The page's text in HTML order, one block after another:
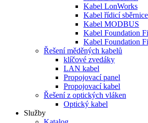
Kabel LonWorks
Kabel řídicí sběrnice
Kabel MODBUS
Kabel Foundation
Kabel Foundation
Řešení měděných kabelů
klíčové zvedáky
LAN kabel
Propojovací panel
Propojovací kabel
Řešení z optických vláken
Optický kabel
Služby